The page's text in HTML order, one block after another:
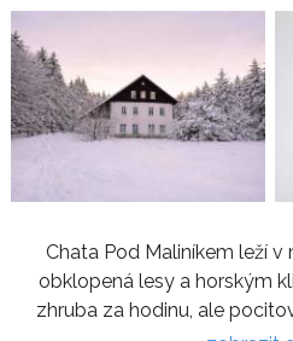
Chata Pod Maliníkem leží
obklopená lesy a horským
zhruba za hodinu, ale